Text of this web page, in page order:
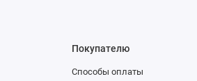
Покупателю
Способы оплаты